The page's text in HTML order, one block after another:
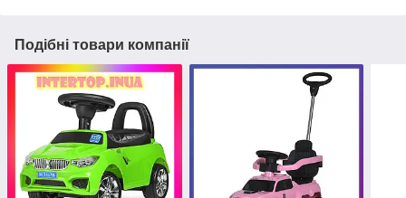
Подібні товари компанії